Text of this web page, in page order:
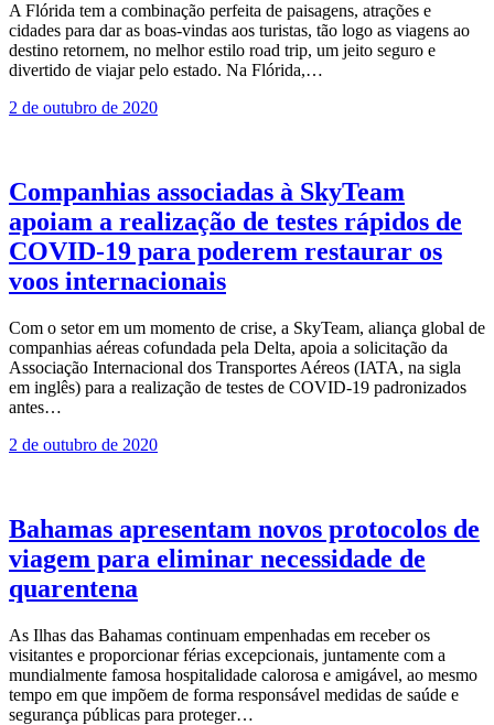
A Flórida tem a combinação perfeita de paisagens, atrações e
cidades para dar as boas-vindas aos turistas, tão logo as viagens ao
destino retornem, no melhor estilo road trip, um jeito seguro e
divertido de viajar pelo estado. Na Flórida,…
2 de outubro de 2020
Companhias associadas à SkyTeam
apoiam a realização de testes rápidos de
COVID-19 para poderem restaurar os
voos internacionais
Com o setor em um momento de crise, a SkyTeam, aliança global de
companhias aéreas cofundada pela Delta, apoia a solicitação da
Associação Internacional dos Transportes Aéreos (IATA, na sigla
em inglês) para a realização de testes de COVID-19 padronizados
antes…
2 de outubro de 2020
Bahamas apresentam novos protocolos de
viagem para eliminar necessidade de
quarentena
As Ilhas das Bahamas continuam empenhadas em receber os
visitantes e proporcionar férias excepcionais, juntamente com a
mundialmente famosa hospitalidade calorosa e amigável, ao mesmo
tempo em que impõem de forma responsável medidas de saúde e
segurança públicas para proteger…